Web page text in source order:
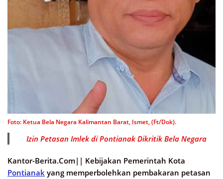
Foto: Ketua Bela Negara Kalimantan Barat, Ismet, (Ft/Dok).
Izin Petasan Imlek di Pontianak Dikritik Bela Negara
Kantor-Berita.Com|| Kebijakan Pemerintah Kota
Pontianak yang memperbolehkan pembakaran petasan